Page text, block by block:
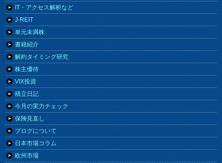
IT・アクセス解析など
J-REIT
単元未満株
書籍紹介
解約タイミング研究
株主優待
VIX投資
積立日記
今月の実力チェック
保険見直し
ブログについて
日本市場コラム
欧州市場